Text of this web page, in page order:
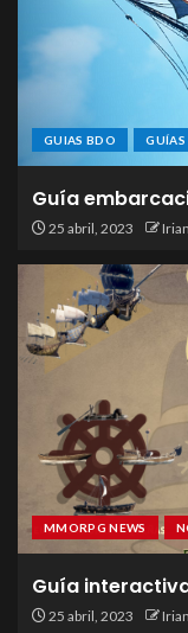
GUIAS BDO GUÍAS
Guía
25 abril, 2023
MMORPG NEWS
Guía
25 abril, 2023